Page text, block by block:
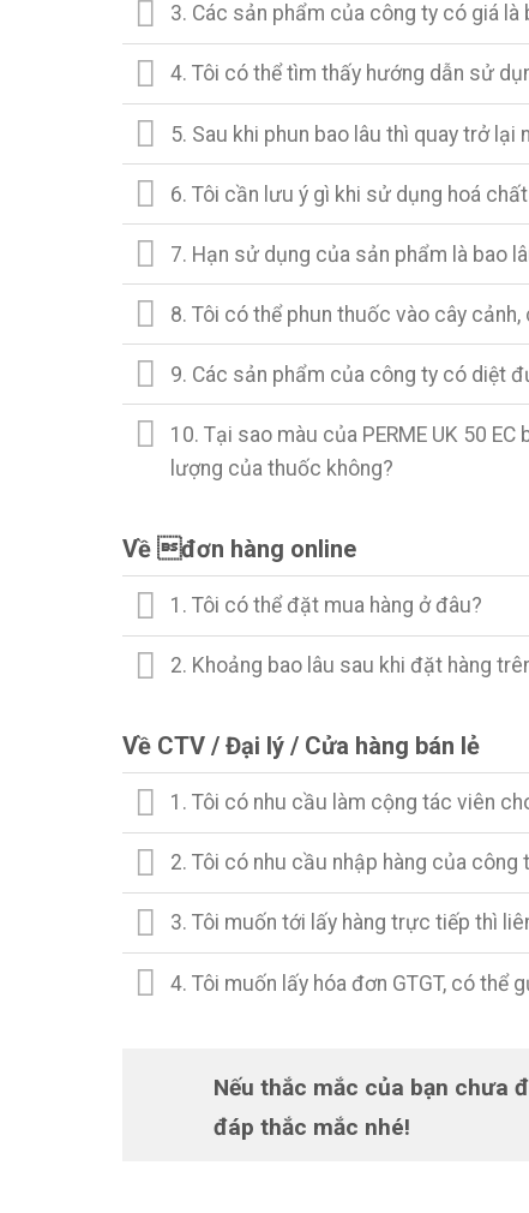
3. Các sản phẩm của công ty có giá là
4. Tôi có thể tìm thấy hướng dẫn sử
5. Sau khi phun bao lâu thì quay trở lại
6. Tôi cần lưu ý gì khi sử dụng hoá
7. Hạn sử dụng của sản phẩm là bao
8. Tôi có thể phun thuốc vào cây cảnh,
9. Các sản phẩm của công ty có diệt
10. Tại sao màu của PERME UK 50
lượng của thuốc không?
Về đơn hàng online
1. Tôi có thể đặt mua hàng ở đâu?
2. Khoảng bao lâu sau khi đặt hàng
Về CTV / Đại lý / Cửa hàng bán lẻ
1. Tôi có nhu cầu làm cộng tác viên
2. Tôi có nhu cầu nhập hàng của công
3. Tôi muốn tới lấy hàng trực tiếp thì
4. Tôi muốn lấy hóa đơn GTGT, có thể
Nếu thắc mắc của bạn chưa
đáp thắc mắc nhé!